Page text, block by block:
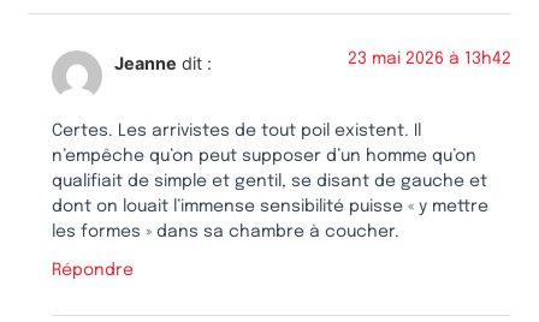
Jeanne dit : 23 mai 2026 à 13h42
Certes. Les arrivistes de tout poil existent. Il
n’empêche qu’on peut supposer d’un homme qu’on
qualifiait de simple et gentil, se disant de gauche et
dont on louait l’immense sensibilité puisse « y mettre
les formes » dans sa chambre à coucher.
Répondre